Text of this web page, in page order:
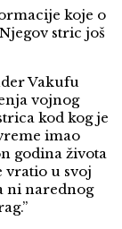
koje o
stric još
Vakufu
vojnog
kod kog je
imao
godina života
vratio u svoj
ni narednog